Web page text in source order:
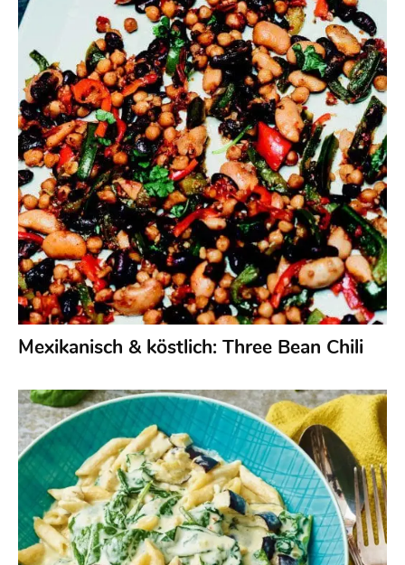
Mexikanisch & köstlich: Three Bean Chili